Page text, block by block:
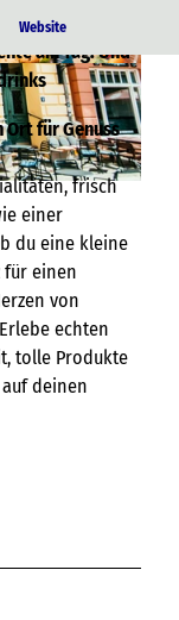
|CC-BY-NC-ND
Website
sowie leckerer
am Tag. Und
Ort für Genuss
frisch
einer
du eine kleine
für einen
von
echten
tolle Produkte
deinen